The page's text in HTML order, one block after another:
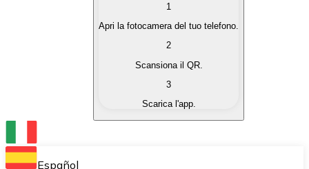
Acquista le criptovalute che ti interessano in modo
Converti le tue criptovalute in valuta fiat quando ne
Scambia una criptovaluta con un'altra
Conserva le tue cripto in un Wallet self-custodial.
1
Apri la fotocamera del tuo telefono.
2
Scansiona il QR.
3
Scarica l'app.
Español